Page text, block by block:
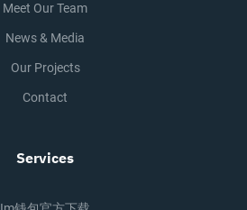
Meet Our Team
News & Media
Our Projects
Contact
Services